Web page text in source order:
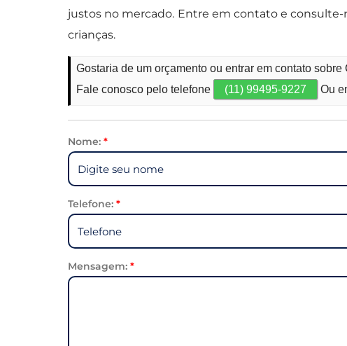
justos no mercado. Entre em contato e
crianças.
Gostaria de um orçamento ou entrar em contato
Fale conosco pelo telefone
(11) 99495-9227 Ou
Nome:*
Telefone:*
Mensagem:*